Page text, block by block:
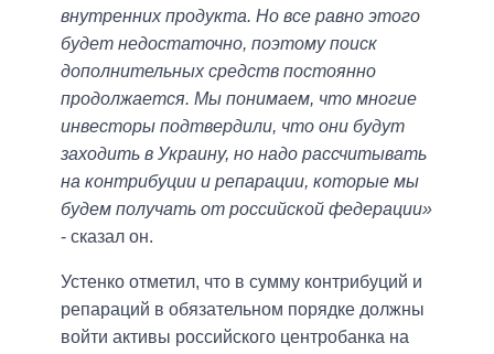
внутренних продукта. Но все равно этого
будет недостаточно, поэтому поиск
дополнительных средств постоянно
продолжается. Мы понимаем, что многие
инвесторы подтвердили, что они будут
заходить в Украину, но надо рассчитывать
на контрибуции и репарации, которые мы
будем получать от российской федерации»
- сказал он.
Устенко отметил, что в сумму контрибуций и
репараций в обязательном порядке должны
войти активы российского центробанка на